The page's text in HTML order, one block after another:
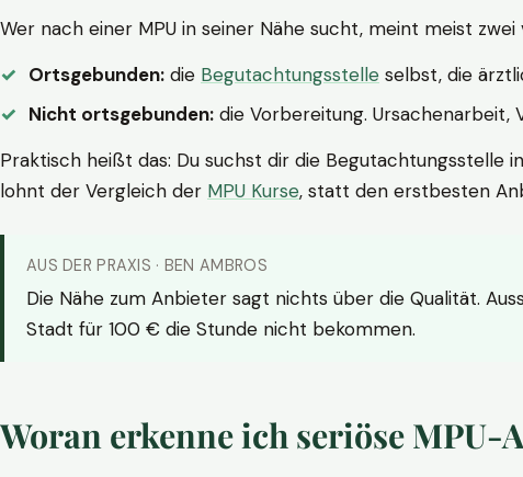
Wer nach einer MPU in seiner Nähe sucht, meint meist
Ortsgebunden: die Begutachtungsstelle selbst, die
Nicht ortsgebunden: die Vorbereitung. Ursachenarbeit,
Praktisch heißt das: Du suchst dir die Begutachtungsstelle
lohnt der Vergleich der MPU Kurse, statt den erstbesten
AUS DER PRAXIS · BEN AMBROS
Die Nähe zum Anbieter sagt nichts über die Qualität.
Stadt für 100 € die Stunde nicht bekommen.
Woran erkenne ich seriöse MPU-